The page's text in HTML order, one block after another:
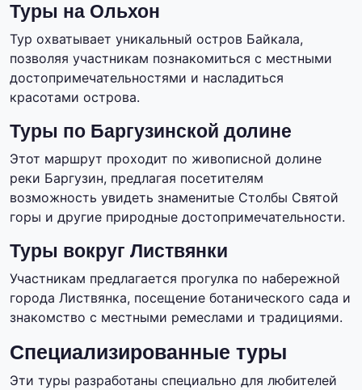
Туры на Ольхон
Тур охватывает уникальный остров Байкала,
позволяя участникам познакомиться с местными
достопримечательностями и насладиться
красотами острова.
Туры по Баргузинской долине
Этот маршрут проходит по живописной долине
реки Баргузин, предлагая посетителям
возможность увидеть знаменитые Столбы Святой
горы и другие природные достопримечательности.
Туры вокруг Листвянки
Участникам предлагается прогулка по набережной
города Листвянка, посещение ботанического сада и
знакомство с местными ремеслами и традициями.
Специализированные туры
Эти туры разработаны специально для любителей